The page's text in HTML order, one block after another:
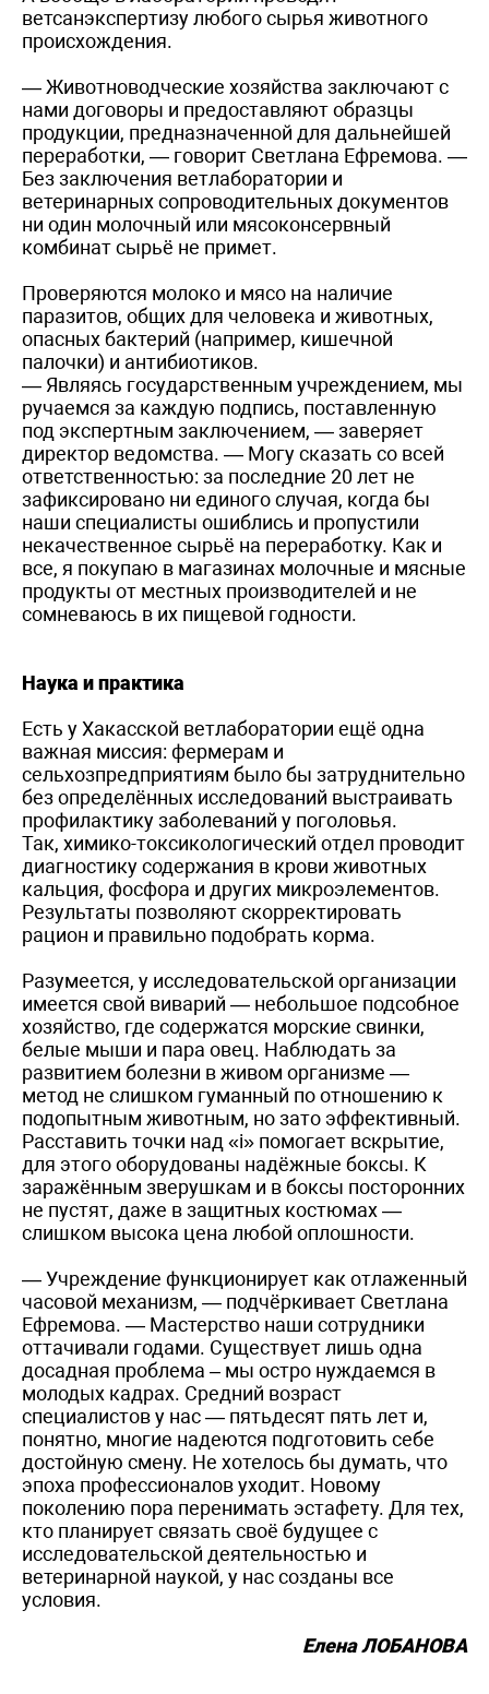
ветсанэкспертизу любого сырья животного
происхождения.
— Животноводческие хозяйства заключают с
нами договоры и предоставляют образцы
продукции, предназначенной для дальнейшей
переработки, — говорит Светлана Ефремова. —
Без заключения ветлаборатории и
ветеринарных сопроводительных документов
ни один молочный или мясоконсервный
комбинат сырьё не примет.
Проверяются молоко и мясо на наличие
паразитов, общих для человека и животных,
опасных бактерий (например, кишечной
палочки) и антибиотиков.
— Являясь государственным учреждением, мы
ручаемся за каждую подпись, поставленную
под экспертным заключением, — заверяет
директор ведомства. — Могу сказать со всей
ответственностью: за последние 20 лет не
зафиксировано ни единого случая, когда бы
наши специалисты ошиблись и пропустили
некачественное сырьё на переработку. Как и
все, я покупаю в магазинах молочные и мясные
продукты от местных производителей и не
сомневаюсь в их пищевой годности.
Наука и практика
Есть у Хакасской ветлаборатории ещё одна
важная миссия: фермерам и
сельхозпредприятиям было бы затруднительно
без определённых исследований выстраивать
профилактику заболеваний у поголовья.
Так, химико-токсикологический отдел проводит
диагностику содержания в крови животных
кальция, фосфора и других микроэлементов.
Результаты позволяют скорректировать
рацион и правильно подобрать корма.
Разумеется, у исследовательской организации
имеется свой виварий — небольшое подсобное
хозяйство, где содержатся морские свинки,
белые мыши и пара овец. Наблюдать за
развитием болезни в живом организме —
метод не слишком гуманный по отношению к
подопытным животным, но зато эффективный.
Расставить точки над «i» помогает вскрытие,
для этого оборудованы надёжные боксы. К
заражённым зверушкам и в боксы посторонних
не пустят, даже в защитных костюмах —
слишком высока цена любой оплошности.
— Учреждение функционирует как отлаженный
часовой механизм, — подчёркивает Светлана
Ефремова. — Мастерство наши сотрудники
оттачивали годами. Существует лишь одна
досадная проблема – мы остро нуждаемся в
молодых кадрах. Средний возраст
специалистов у нас — пятьдесят пять лет и,
понятно, многие надеются подготовить себе
достойную смену. Не хотелось бы думать, что
эпоха профессионалов уходит. Новому
поколению пора перенимать эстафету. Для тех,
кто планирует связать своё будущее с
исследовательской деятельностью и
ветеринарной наукой, у нас созданы все
условия.
Елена ЛОБАНОВА